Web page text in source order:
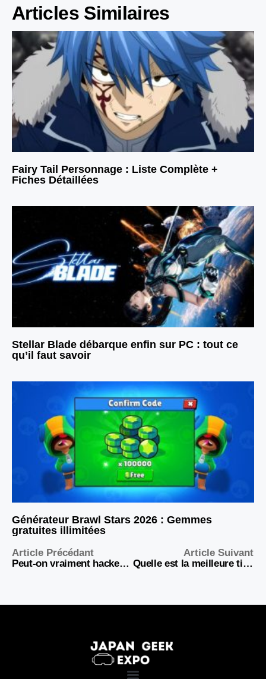
Articles Similaires
Fairy Tail Personnage : Liste Complète +
Fiches Détaillées
Stellar Blade débarque enfin sur PC : tout ce
qu’il faut savoir
Générateur Brawl Stars 2026 : Gemmes
gratuites illimitées
Article Précédant
Peut-on vraiment hacker Pokémon TCG Pocket en 2026 ?
Article Suivant
Quelle est la meilleure tier list pour Path of Exile 2 en 2026 ?